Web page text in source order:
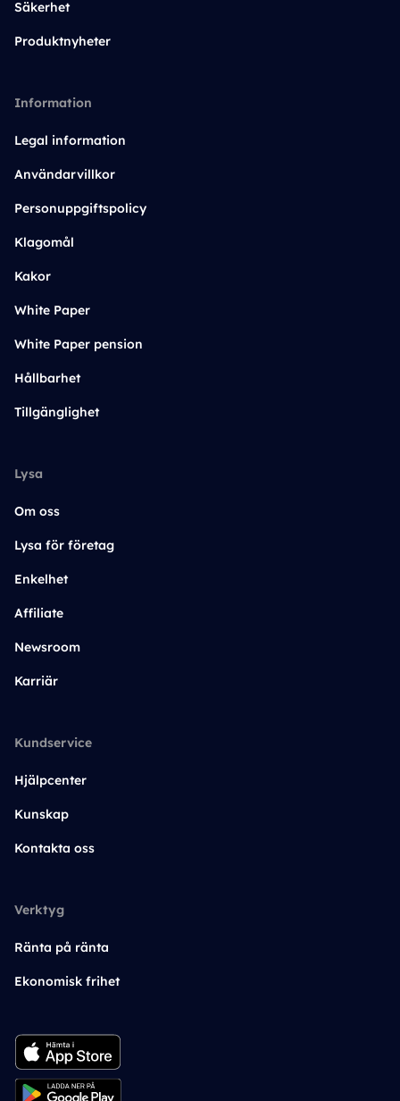
Säkerhet
Produktnyheter
Information
Legal information
Användarvillkor
Personuppgiftspolicy
Klagomål
Kakor
White Paper
White Paper pension
Hållbarhet
Tillgänglighet
Lysa
Om oss
Lysa för företag
Enkelhet
Affiliate
Newsroom
Karriär
Kundservice
Hjälpcenter
Kunskap
Kontakta oss
Verktyg
Ränta på ränta
Ekonomisk frihet